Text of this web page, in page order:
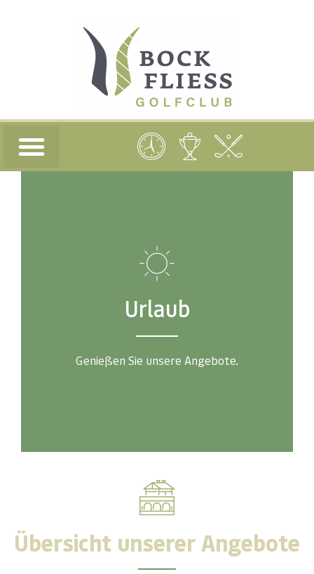
Urlaub
Genießen Sie unsere Angebote.
Übersicht unserer Angebote